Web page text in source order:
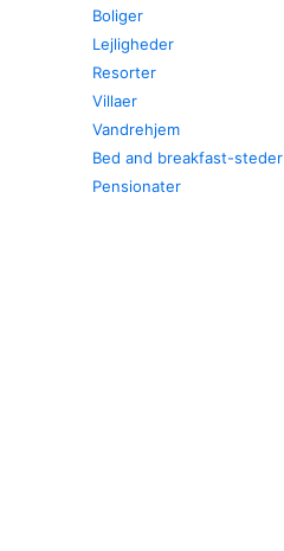
Boliger
Lejligheder
Resorter
Villaer
Vandrehjem
Bed and breakfast-steder
Pensionater